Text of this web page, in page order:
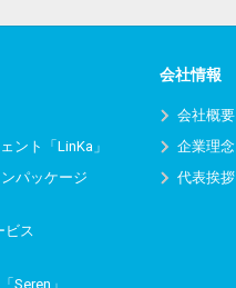
ント「LinKa」
パッケージ
ビス
Seren」
会社情報
会社概要
企業理念
代表挨拶